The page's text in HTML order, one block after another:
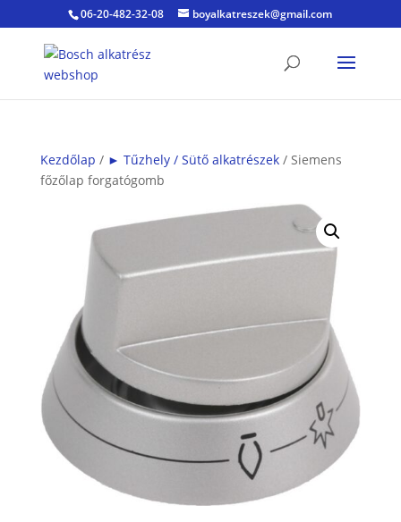
06-20-482-32-08 boyalkatreszek@gmail.com
Kezdőlap / ► Tűzhely / Sütő alkatrészek/ Siemens
főzőlap forgatógomb